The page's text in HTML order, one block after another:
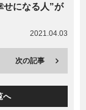
せになる人”が
2021.04.03
次の記事
へ